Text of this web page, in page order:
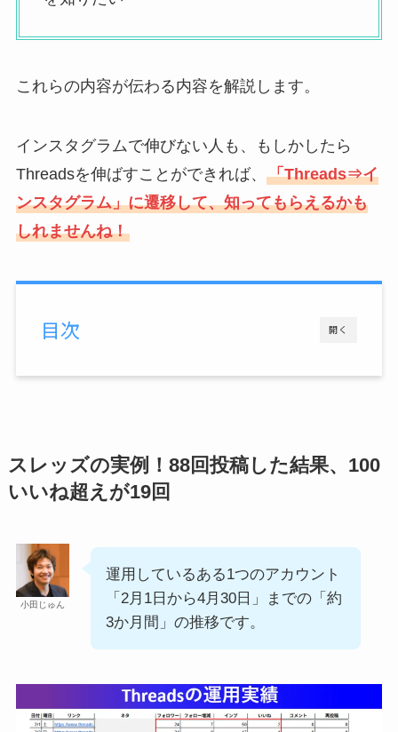
これらの内容が伝わる内容を解説します。
インスタグラムで伸びない人も、もしかしたら
Threadsを伸ばすことができれば、 「Threads⇒イ
ンスタグラム」に遷移して、知ってもらえるかも
しれませんね！
開く
目次
スレッズの実例！88回投稿した結果、100
いいね超えが19回
小田じゅん
運用しているある1つのアカウント
「2月1日から4月30日」までの「約
3か月間」の推移です。